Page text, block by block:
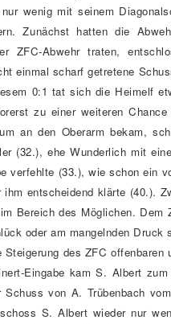
wenig mit seinem
Zunächst hatten die
ZFC-Abwehr traten,
einmal scharf getretene
0:1 tat sich die Heimelf
zu einer weiteren
an den Oberarm bekam,
(32.), ehe Wunderlich mit
verfehlte (33.), wie schon ein
entscheidend klärte (40.).
Bereich des Möglichen.
oder am mangelnden Druck
des ZFC
Eingabe kam S. Albert
von A. Trübenbach
S. Albert wieder nur